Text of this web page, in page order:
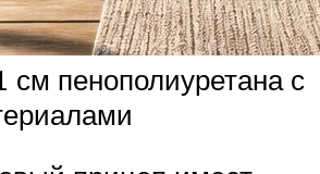
см пенополиуретана с